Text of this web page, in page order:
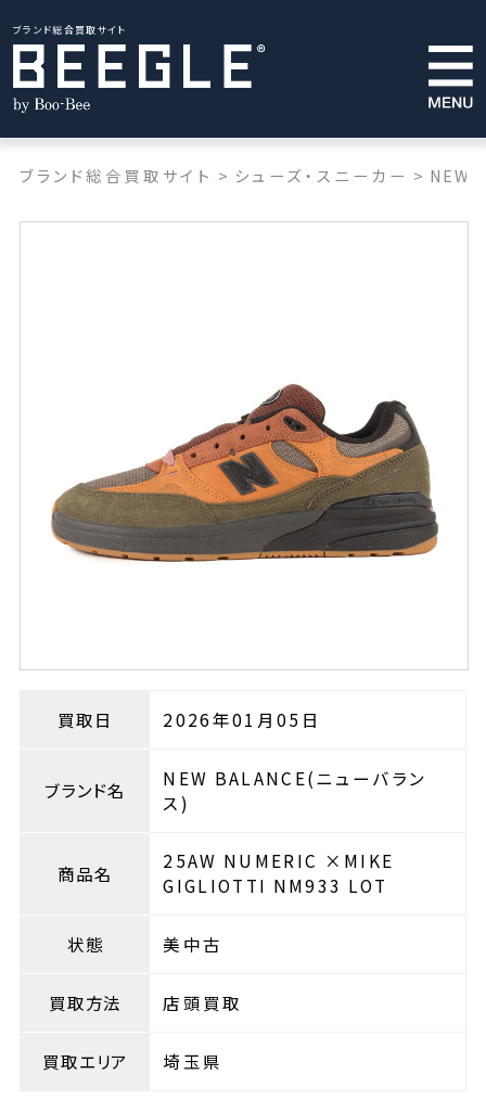
ブランド総合買取サイト
ブランド総合買取サイト > シューズ・スニーカー > NEW
買取日 2026年01月05日
ブランド名
NEW BALANCE(ニューバラン
ス)
商品名
25AW NUMERIC ×MIKE
GIGLIOTTI NM933 LOT
状態 美中古
買取方法 店頭買取
買取エリア 埼玉県